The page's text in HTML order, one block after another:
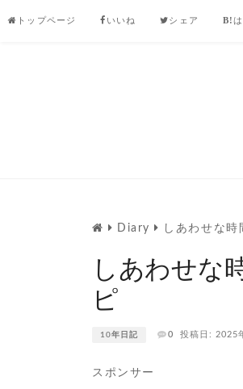
to
トップページ いいね シェア
Diary しあわせな
しあわせな
ピ
10年日記 0 投稿日: 2025
スポンサー